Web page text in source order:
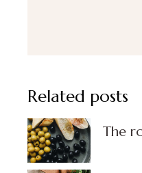
Related posts
The